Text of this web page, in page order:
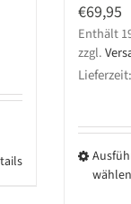
€69,95
Enthält
zzgl.
wählen